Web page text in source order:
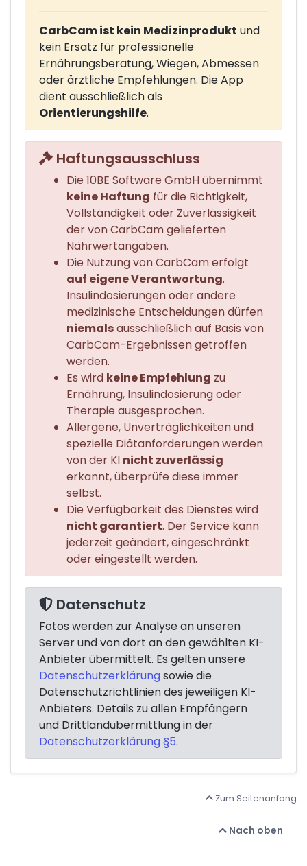
CarbCam ist kein Medizinprodukt und
kein Ersatz für professionelle
Ernährungsberatung, Wiegen, Abmessen
oder ärztliche Empfehlungen. Die App
dient ausschließlich als
Orientierungshilfe.
Haftungsausschluss
Die 10BE Software GmbH übernimmt
keine Haftung für die Richtigkeit,
Vollständigkeit oder Zuverlässigkeit
der von CarbCam gelieferten
Nährwertangaben.
Die Nutzung von CarbCam erfolgt
auf eigene Verantwortung.
Insulindosierungen oder andere
medizinische Entscheidungen dürfen
niemalsausschließlich auf Basis von
CarbCam-Ergebnissen getroffen
werden.
Es wird keine Empfehlung zu
Ernährung, Insulindosierung oder
Therapie ausgesprochen.
Allergene, Unverträglichkeiten und
spezielle Diätanforderungen werden
von der KI nicht zuverlässig
erkannt, überprüfe diese immer
selbst.
Die Verfügbarkeit des Dienstes wird
nicht garantiert. Der Service kann
jederzeit geändert, eingeschränkt
oder eingestellt werden.
Datenschutz
Fotos werden zur Analyse an unseren
Server und von dort an den gewählten KI-
Anbieter übermittelt. Es gelten unsere
Datenschutzerklärung sowie die
Datenschutzrichtlinien des jeweiligen KI-
Anbieters. Details zu allen Empfängern
und Drittlandübermittlung in der
Datenschutzerklärung §5.
Zum Seitenanfang
Nach oben